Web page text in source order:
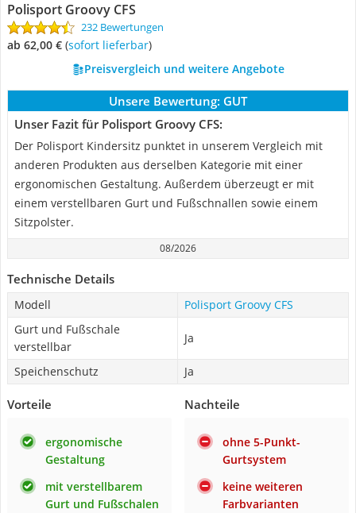
Polisport Groovy CFS
232 Bewertungen
ab 62,00 € ( Sofort lieferbar)
Preisvergleich und weitere Angebote
Unsere Bewertung: GUT
Unser Fazit für Polisport Groovy CFS:
Der Polisport Kindersitz punktet in unserem Vergleich mit
anderen Produkten aus derselben Kategorie mit einer
ergonomischen Gestaltung. Außerdem überzeugt er mit
einem verstellbaren Gurt und Fußschnallen sowie einem
Sitzpolster.
08/2026
Technische Details
Modell
Polisport Groovy CFS
Gurt und Fußschale
verstellbar
Ja
Speichenschutz Ja
Vorteile
ergonomische
Gestaltung
mit verstellbarem
Gurt und Fußschalen
Nachteile
ohne 5-Punkt-
Gurtsystem
keine weiteren
Farbvarianten